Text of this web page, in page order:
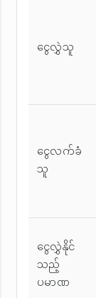
ငွေလွှဲသူ
ငွေလက်ခံ
သူ
ငွေလွှဲနိုင်
သည့်
ပမာဏ